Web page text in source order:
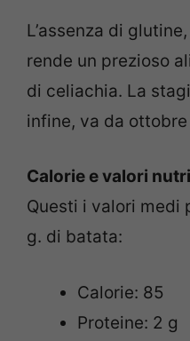
L’assenza di
rende un prezioso
di celiachia. La
infine, va da ottobre
Calorie e valori
Questi i valori medi
g. di batata:
Calorie: 85
Proteine: 2 g